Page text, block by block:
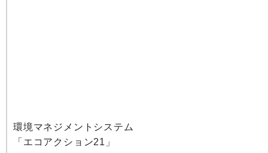
環境マネジメントシステム
「エコアクション21」